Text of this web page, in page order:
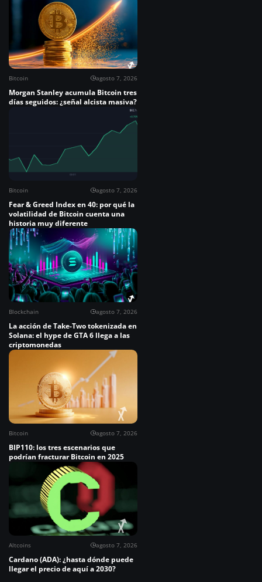
Bitcoin agosto 7, 2026
Morgan Stanley acumula Bitcoin tres
días seguidos: ¿señal alcista masiva?
Bitcoin agosto 7, 2026
Fear & Greed Index en 40: por qué la
volatilidad de Bitcoin cuenta una
historia muy diferente
Blockchain agosto 7, 2026
La acción de Take-Two tokenizada en
Solana: el hype de GTA 6 llega a las
criptomonedas
Bitcoin agosto 7, 2026
BIP110: los tres escenarios que
podrían fracturar Bitcoin en 2025
Altcoins agosto 7, 2026
Cardano (ADA): ¿hasta dónde puede
llegar el precio de aquí a 2030?